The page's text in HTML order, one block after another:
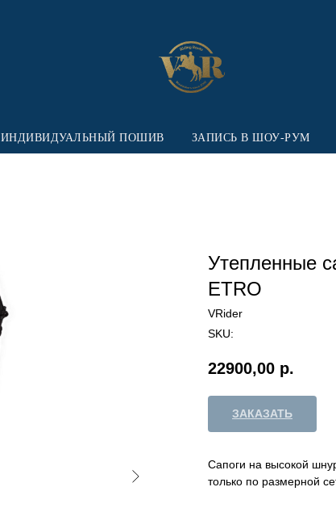
ИНДИВИДУАЛЬНЫЙ ПОШИВ ЗАПИСЬ В ШОУ-РУМ
Утепленные
ETRO
VRider
SKU:
22900,00 р.
ЗАКАЗАТЬ
Сапоги на высокой
только по размерной